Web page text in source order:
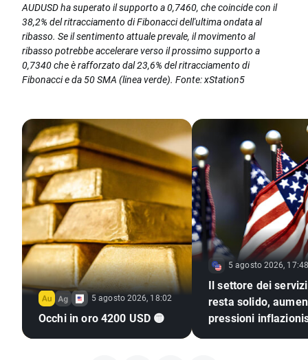
AUDUSD ha superato il supporto a 0,7460, che coincide con il
38,2% del ritracciamento di Fibonacci dell'ultima ondata al
ribasso. Se il sentimento attuale prevale, il movimento al
ribasso potrebbe accelerare verso il prossimo supporto a
0,7340 che è rafforzato dal 23,6% del ritracciamento di
Fibonacci e da 50 SMA (linea verde). Fonte: xStation5
5 agosto 2026, 18:02
Occhi in oro 4200 USD 🟡
5 agosto 2026, 17:48
Il settore dei
resta solido,
pressioni